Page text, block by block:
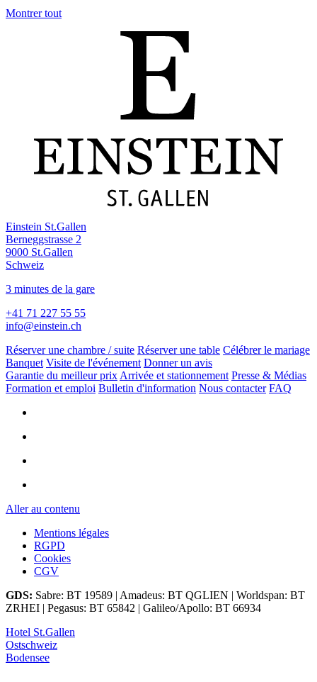
Montrer tout
Einstein St.Gallen
Berneggstrasse 2
9000 St.Gallen
Schweiz
3 minutes de la gare
+41 71 227 55 55
info@einstein.ch
Réserver une chambre / suite Réserver une table Célébrer le mariage
Banquet Visite de l'événement Donner un avis
Garantie du meilleur prix Arrivée et stationnement Presse & Médias
Formation et emploi Bulletin d'information Nous contacter FAQ
Aller au contenu
Mentions légales
RGPD
Cookies
CGV
GDS: Sabre: BT 19589 | Amadeus: BT QGLIEN | Worldspan: BT
ZRHEI | Pegasus: BT 65842 | Galileo/Apollo: BT 66934
Hotel St.Gallen
Ostschweiz
Bodensee